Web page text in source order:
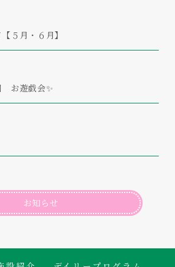
５月・６月】
お遊戯会✨
お知らせ